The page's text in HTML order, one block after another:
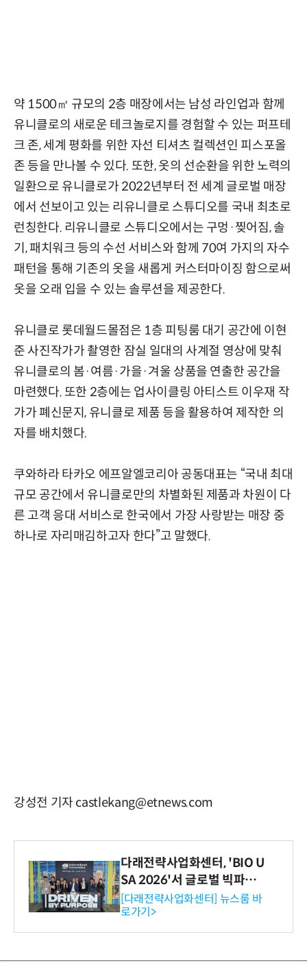
약 1500㎡ 규모의 2층 매장에서는 남성 라인업과 함께
유니클로의 새로운 테크놀로지를 경험할 수 있는 퍼프테
크 존, 세계 평화를 위한 자선 티셔츠 컬렉션인 피스포올
존 등을 만나볼 수 있다. 또한, 옷의 선순환을 위한 노력의
일환으로 유니클로가 2022년부터 전 세계 글로벌 매장
에서 선보이고 있는 리유니클로 스튜디오를 국내 최초로
런칭한다. 리유니클로 스튜디오에서는 구멍·찢어짐, 솔
기, 패치워크 등의 수선 서비스와 함께 70여 가지의 자수
패턴을 통해 기존의 옷을 새롭게 커스터마이징 함으로써
옷을 오래 입을 수 있는 솔루션을 제공한다.
유니클로 롯데월드몰점은 1층 피팅룸 대기 공간에 이현
준 사진작가가 촬영한 잠실 일대의 사계절 영상에 맞춰
유니클로의 봄·여름·가을·겨울 상품을 연출한 공간을
마련했다. 또한 2층에는 업사이클링 아티스트 이우재 작
가가 폐신문지, 유니클로 제품 등을 활용하여 제작한 의
자를 배치했다.
쿠와하라 타카오 에프알엘코리아 공동대표는 “국내 최대
규모 공간에서 유니클로만의 차별화된 제품과 차원이 다
른 고객 응대 서비스로 한국에서 가장 사랑받는 매장 중
하나로 자리매김하고자 한다”고 말했다.
강성전 기자 castlekang@etnews.com
다래전략사업화센터, 'BIO U
SA 2026'서 글로벌 빅파마
와의 비즈니스 미팅 지원…K
-바이오 해외 진출 교두보 확
보
[다래전략사업화센터] 뉴스룸 바
로가기>